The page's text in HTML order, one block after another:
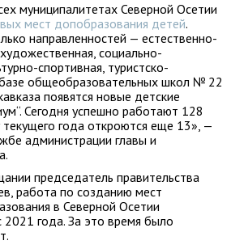
муниципалитетах Северной Осетии
мест допобразования детей.
направленностей — естественно-
социально-
спортивная, туристско-
общеобразовательных школ № 22
появятся новые детские
Сегодня успешно работают 128
текущего года откроются еще 13», —
администрации главы и
председатель правительства
работа по созданию мест
в Северной Осетии
2021 года. За это время было